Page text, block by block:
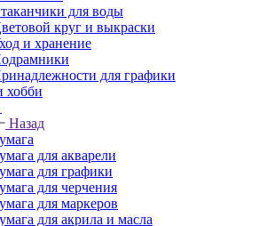
для воды
круг и выкраски
и хранение
для графики
хобби
Назад
для акварели
для графики
для черчения
для маркеров
для акрила и масла